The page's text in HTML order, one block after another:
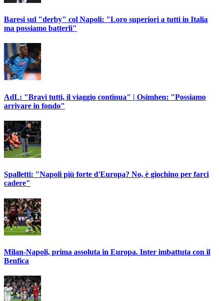
Baresi sul "derby" col Napoli: "Loro superiori a tutti in Italia
ma possiamo batterli"
AdL: "Bravi tutti, il viaggio continua" | Osimhen: "Possiamo
arrivare in fondo"
Spalletti: "Napoli più forte d'Europa? No, è giochino per farci
cadere"
Milan-Napoli, prima assoluta in Europa. Inter imbattuta con il
Benfica